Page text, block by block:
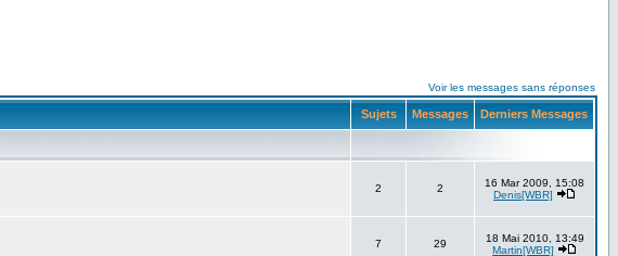
Voir les messages sans réponses
Sujets Messages Derniers Messages
2 2
16 Mar 2009, 15:08
Denis[WBR]
7 29
18 Mai 2010, 13:49
Martin[WBR]